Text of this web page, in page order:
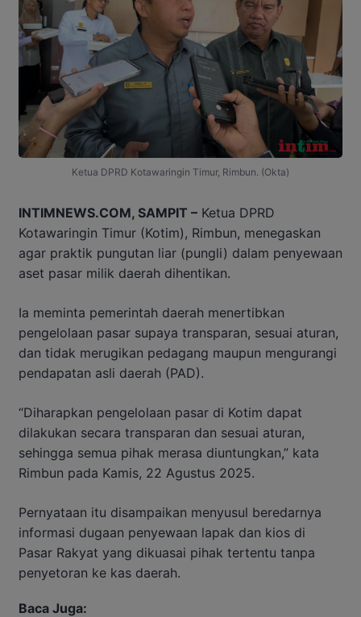
Ketua DPRD Kotawaringin Timur, Rimbun. (Okta)
INTIMNEWS.COM, SAMPIT – Ketua DPRD
Kotawaringin Timur (Kotim), Rimbun, menegaskan
agar praktik pungutan liar (pungli) dalam penyewaan
aset pasar milik daerah dihentikan.
Ia meminta pemerintah daerah menertibkan
pengelolaan pasar supaya transparan, sesuai aturan,
dan tidak merugikan pedagang maupun mengurangi
pendapatan asli daerah (PAD).
“Diharapkan pengelolaan pasar di Kotim dapat
dilakukan secara transparan dan sesuai aturan,
sehingga semua pihak merasa diuntungkan,” kata
Rimbun pada Kamis, 22 Agustus 2025.
Pernyataan itu disampaikan menyusul beredarnya
informasi dugaan penyewaan lapak dan kios di
Pasar Rakyat yang dikuasai pihak tertentu tanpa
penyetoran ke kas daerah.
Baca Juga: